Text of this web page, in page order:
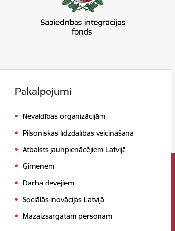
Pakalpojumi
Nevaldības organizācijām
Pilsoniskās līdzdalības veicināšana
Atbalsts jaunpienācējiem Latvijā
Ģimenēm
Darba devējiem
Sociālās inovācijas Latvijā
Mazaizsargātām personām